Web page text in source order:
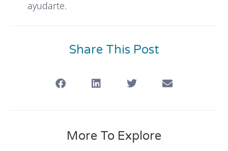
ayudarte.
Share This Post
More To Explore